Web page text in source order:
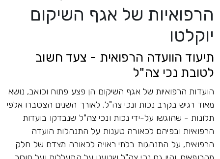
הרפואיות של אגף השיקום
יוקלטו
תיעוד הוועדה הרפואית - צעד חשוב
לטובת נכי צה"ל
הועדות הרפואיות של אגף השיקום הן פצע פתוח וכואב, נושא
מאוד רגיש בקרב נכות ונכי צה"ל. לאורך השנים הצטברו אלפי
תלונות - שהוגשו על-ידי נכות ונכי צה"ל שנבדקו בועדות
הרפואיות ובפיהם לכאורה טענות על התנהלות הועדה
הרפואית, על התנהגות בלתי ראויה לכאורה מצדם של חלק